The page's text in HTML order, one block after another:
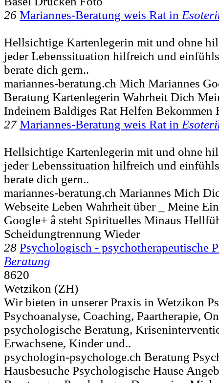
26 Mariannes-Beratung weis Rat in
Hellsichtige Kartenlegerin mit und ohne
jeder Lebenssituation hilfreich und
berate dich gern..
mariannes-beratung.ch Mich Mariannes
Beratung Kartenlegerin Wahrheit Dich
Indeinem Baldiges Rat Helfen Bekommen
27 Mariannes-Beratung weis Rat in
Hellsichtige Kartenlegerin mit und ohne
jeder Lebenssituation hilfreich und
berate dich gern..
mariannes-beratung.ch Mariannes Mich
Webseite Leben Wahrheit über _ Meine
Google+ â steht Spirituelles Minaus
Scheidungtrennung Wieder
28 Psychologisch - psychotherapeutische
Beratung
8620
Wetzikon (ZH)
Wir bieten in unserer Praxis in Wetzikon
Psychoanalyse, Coaching, Paartherapie,
psychologische Beratung,
Erwachsene, Kinder und..
psychologin-psychologe.ch Beratung
Hausbesuche Psychologische Hause